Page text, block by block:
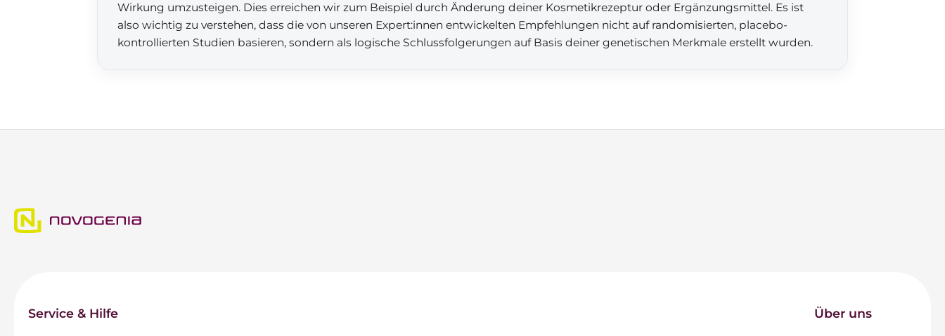
Wirkung umzusteigen. Dies erreichen wir zum Beispiel durch Änderung deiner Kosmetikrezeptur oder Ergänzungsmittel. Es ist
also wichtig zu verstehen, dass die von unseren Expert:innen entwickelten Empfehlungen nicht auf randomisierten, placebo-
kontrollierten Studien basieren, sondern als logische Schlussfolgerungen auf Basis deiner genetischen Merkmale erstellt wurden.
Service & Hilfe Über uns